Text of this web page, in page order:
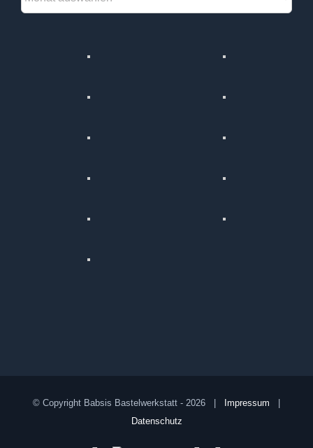
© Copyright Babsis Bastelwerkstatt - 2026 | Impressum
Datenschutz